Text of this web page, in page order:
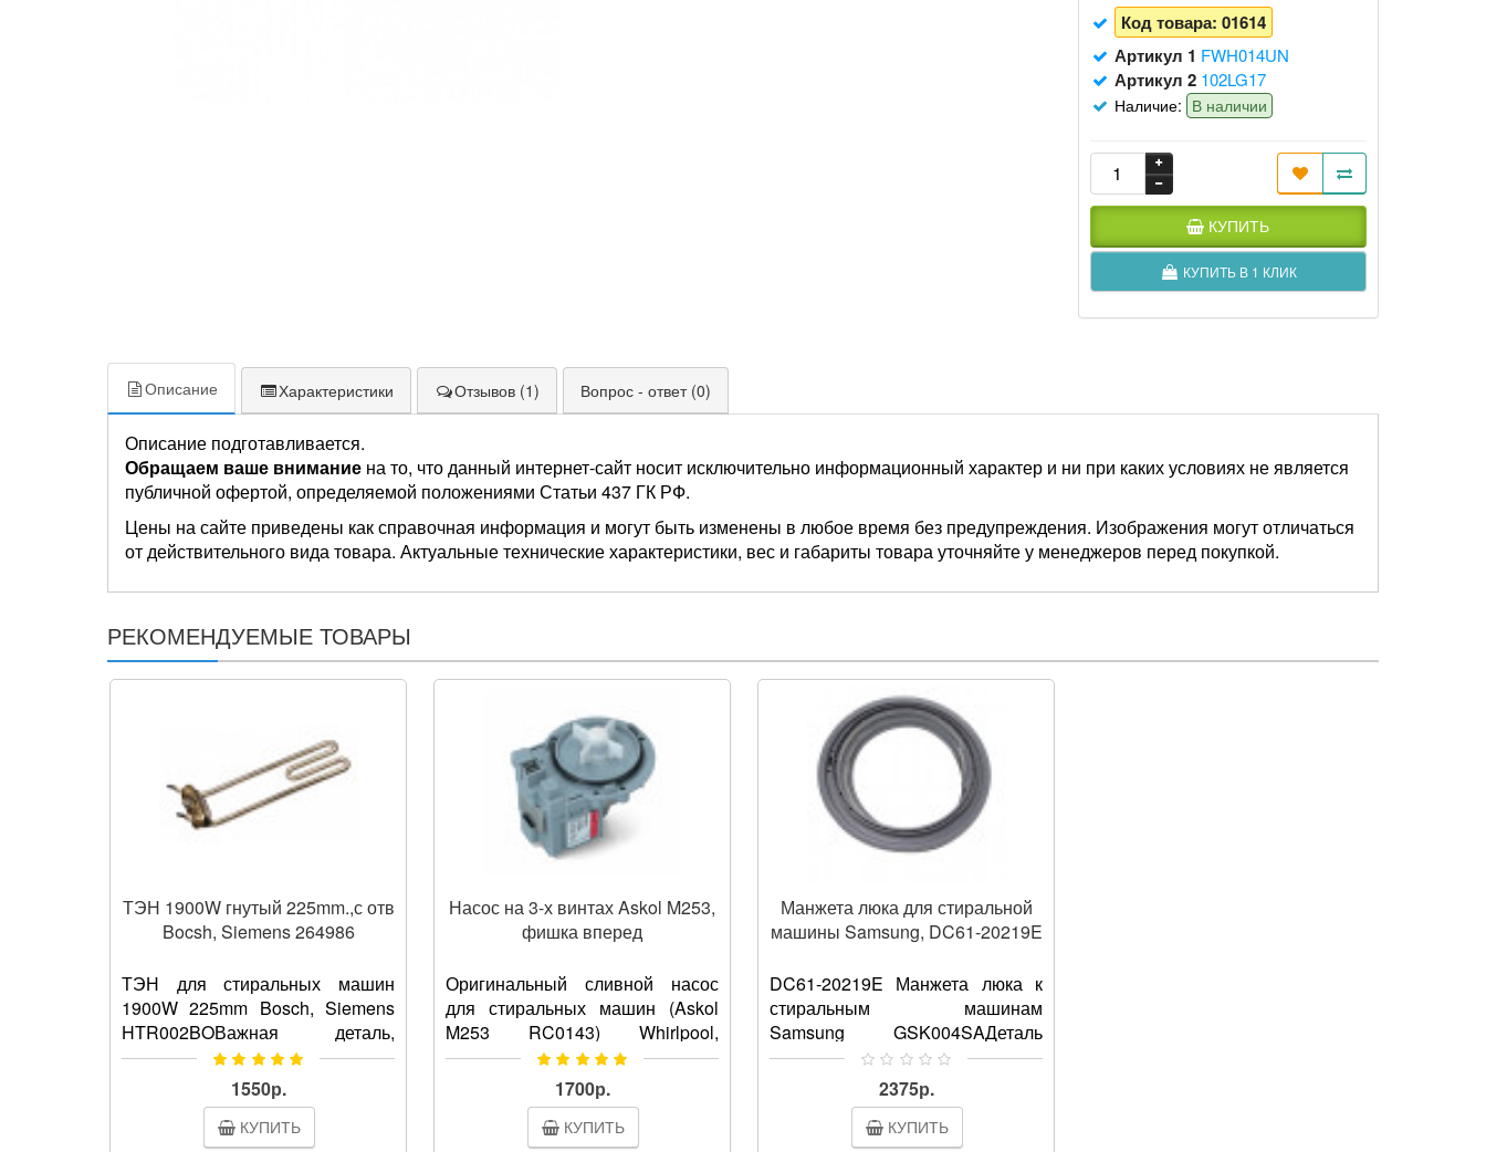
Код товара: 01614
Артикул 1 FWH014UN
Артикул 2 102LG17
Наличие: В наличии
КУПИТЬ
КУПИТЬ В 1 КЛИК
Описание Характеристики Отзывов (1) Вопрос - ответ (0)
Описание подготавливается.
Обращаем ваше внимание на то, что данный интернет-сайт носит исключительно информационный характер и ни при каких условиях не является
публичной офертой, определяемой положениями Статьи 437 ГК РФ.
Цены на сайте приведены как справочная информация и могут быть изменены в любое время без предупреждения. Изображения могут отличаться
от действительного вида товара. Актуальные технические характеристики, вес и габариты товара уточняйте у менеджеров перед покупкой.
РЕКОМЕНДУЕМЫЕ ТОВАРЫ
ТЭН 1900W гнутый 225mm.,с отв
Bocsh, Siemens 264986
ТЭН для стиральных машин
1900W 225mm Bosch, Siemens
HTR002BOВажная деталь,
отвечающая за нагревание воды
в стиральной машине до
температуры, которая
необходима ..
1550р.
КУПИТЬ
Насос на 3-х винтах Askol M253,
фишка вперед
Оригинальный сливной насос
для стиральных машин (Askol
M253 RC0143) Whirlpool,
Bauknecht, Candy,
HaierУниверсальный насос для
слива воды крепится в
стиральнюу м..
1700р.
КУПИТЬ
Манжета люка для стиральной
машины Samsung, DC61-20219E
DC61-20219E Манжета люка к
стиральным машинам
Samsung GSK004SAДеталь
изготовлена из
высококачественной резины
серого цвета с высокими
показателями прочност..
2375р.
КУПИТЬ